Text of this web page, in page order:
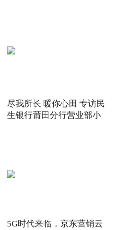
尽我所长 暖你心田 专访民
生银行莆田分行营业部小
5G时代来临，京东营销云